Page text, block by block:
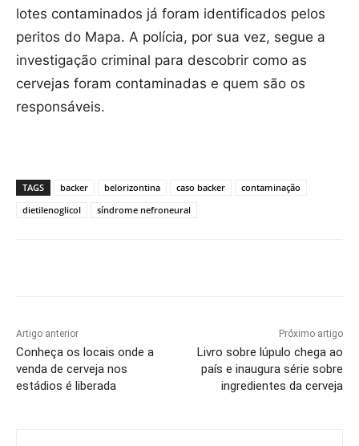
lotes contaminados já foram identificados pelos
peritos do Mapa. A polícia, por sua vez, segue a
investigação criminal para descobrir como as
cervejas foram contaminadas e quem são os
responsáveis.
TAGS backer belorizontina caso backer
contaminação
dietilenoglicol
síndrome nefroneural
Artigo anterior
Conheça os locais onde a
venda de cerveja nos
estádios é liberada
Próximo artigo
Livro sobre lúpulo chega ao
país e inaugura série sobre
ingredientes da cerveja